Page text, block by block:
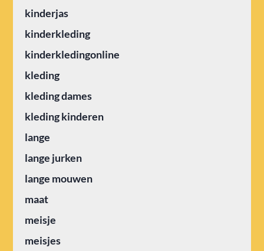
kinderjas
kinderkleding
kinderkledingonline
kleding
kleding dames
kleding kinderen
lange
lange jurken
lange mouwen
maat
meisje
meisjes